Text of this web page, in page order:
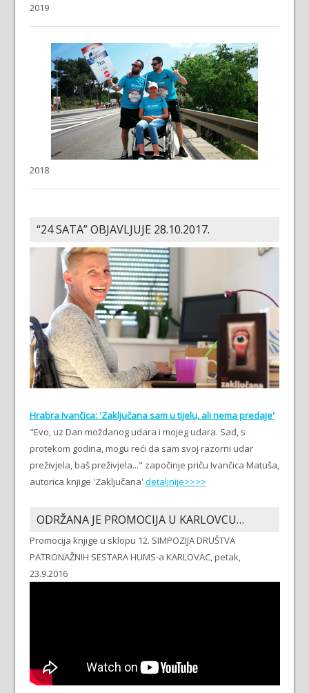
2019
2018
“24 SATA” OBJAVLJUJE 28.10.2017.
Hrabra Ivančica: 'Zaključana sam u tijelu, ali nema predaje'
"Evo, uz Dan moždanog udara i mojeg udara. Sad, s
protekom godina, mogu reći da sam svoj razorni udar
preživjela, baš preživjela..." započinje priču Ivančica Matuša,
autorica knjige 'Zaključana' detaljnije>>>>
ODRŽANA JE PROMOCIJA U KARLOVCU…
Promocija knjige u sklopu 12. SIMPOZIJA DRUŠTVA
PATRONAŽNIH SESTARA HUMS-a KARLOVAC, petak,
23.9.2016